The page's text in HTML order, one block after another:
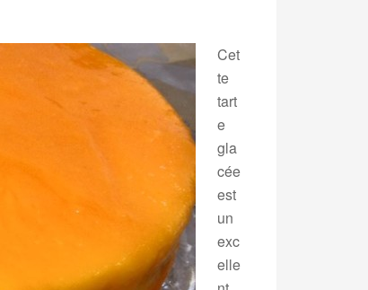
Cet
te
tart
e
gla
cée
est
un
exc
elle